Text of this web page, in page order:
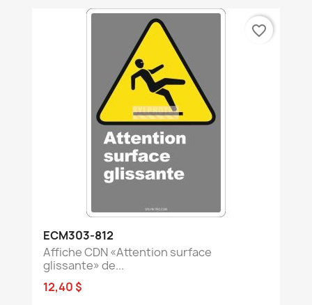
ECM303-812
Affiche CDN «Attention surface
glissante» de...
12,40 $
favorite_border